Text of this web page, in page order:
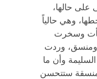
على حالها،
وهي حالياً
وسخرت
ومنسق، وردت
وأن ما
ستتحسن